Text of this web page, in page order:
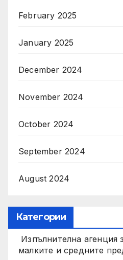
February 2025
January 2025
December 2024
November 2024
October 2024
September 2024
August 2024
Категории
Изпълнителна агенция
малките и средните